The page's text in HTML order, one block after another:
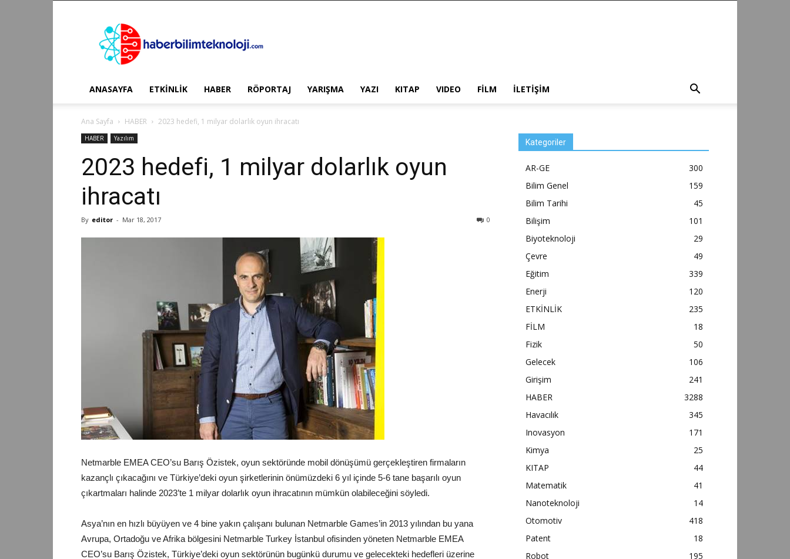
Haber
Bilim
Teknoloji
ANASAYFA ETKİNLİK HABER RÖPORTAJ YARIŞMA YAZI KITAP VIDEO FİLM İLETİŞİM
Ana Sayfa HABER 2023 hedefi, 1 milyar dolarlık oyun ihracatı
HABER Yazılım
2023 hedefi, 1 milyar dolarlık oyun
ihracatı
By editor - Mar 18, 2017 0
Netmarble EMEA CEO’su Barış Özistek, oyun sektöründe mobil dönüşümü gerçekleştiren firmaların
kazançlı çıkacağını ve Türkiye’deki oyun şirketlerinin önümüzdeki 6 yıl içinde 5-6 tane başarılı oyun
çıkartmaları halinde 2023’te 1 milyar dolarlık oyun ihracatının mümkün olabileceğini söyledi.
Asya’nın en hızlı büyüyen ve 4 bine yakın çalışanı bulunan Netmarble Games’in 2013 yılından bu yana
Avrupa, Ortadoğu ve Afrika bölgesini Netmarble Turkey İstanbul ofisinden yöneten Netmarble EMEA
CEO’su Barış Özistek, Türkiye’deki oyun sektörünün bugünkü durumu ve gelecekteki hedefleri üzerine
Kategoriler
AR-GE
300
Bilim Genel
159
Bilim Tarihi
45
Bilişim
101
Biyoteknoloji
29
Çevre
49
Eğitim
339
Enerji
120
ETKİNLİK
235
FİLM
18
Fizik
50
Gelecek
106
Girişim
241
HABER
3288
Havacılık
345
Inovasyon
171
Kimya
25
KITAP
44
Matematik
41
Nanoteknoloji
14
Otomotiv
418
Patent
18
Robot
195